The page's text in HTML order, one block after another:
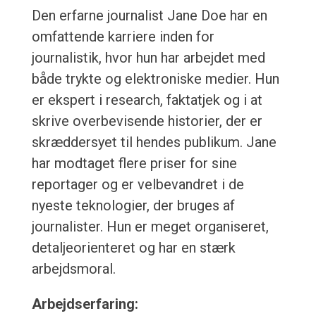
Den erfarne journalist Jane Doe har en
omfattende karriere inden for
journalistik, hvor hun har arbejdet med
både trykte og elektroniske medier. Hun
er ekspert i research, faktatjek og i at
skrive overbevisende historier, der er
skræddersyet til hendes publikum. Jane
har modtaget flere priser for sine
reportager og er velbevandret i de
nyeste teknologier, der bruges af
journalister. Hun er meget organiseret,
detaljeorienteret og har en stærk
arbejdsmoral.
Arbejdserfaring: